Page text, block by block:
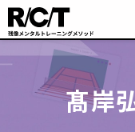
髙岸